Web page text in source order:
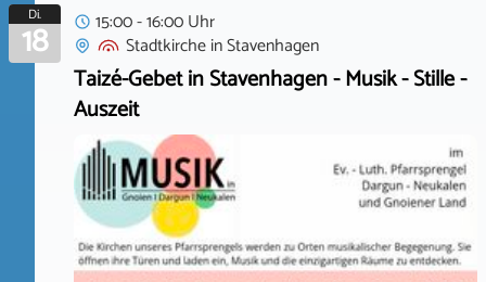
Di.
18
15:00 - 16:00 Uhr
StadtkircheinStavenhagen
Taizé-Gebet in Stavenhagen - Musik - Stille -
Auszeit